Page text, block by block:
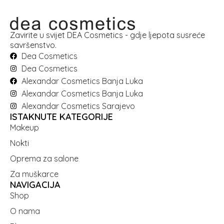
Zavirite u svijet DEA Cosmetics - gdje ljepota susreće
savršenstvo.
Dea Cosmetics
Dea Cosmetics
Alexandar Cosmetics Banja Luka
Alexandar Cosmetics Banja Luka
Alexandar Cosmetics Sarajevo
ISTAKNUTE KATEGORIJE
Makeup
Nokti
Oprema za salone
Za muškarce
NAVIGACIJA
Shop
O nama